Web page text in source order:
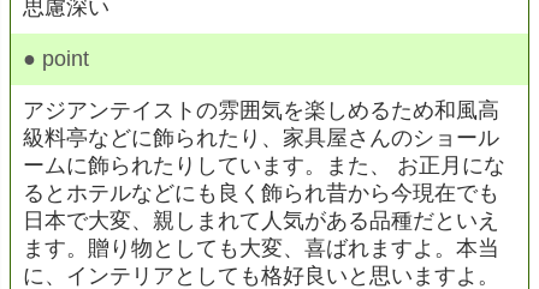
思慮深い
● point
アジアンテイストの雰囲気を楽しめるため和風高
級料亭などに飾られたり、家具屋さんのショール
ームに飾られたりしています。また、 お正月にな
るとホテルなどにも良く飾られ昔から今現在でも
日本で大変、親しまれて人気がある品種だといえ
ます。贈り物としても大変、喜ばれますよ。本当
に、インテリアとしても格好良いと思いますよ。